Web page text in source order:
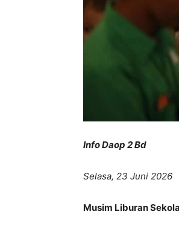
Info Daop 2 Bd
Selasa, 23 Juni 2026
Musim Liburan